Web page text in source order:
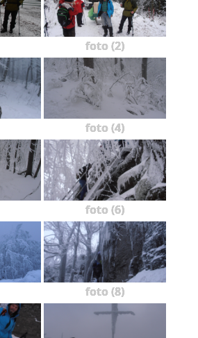
foto (2)
foto (4)
foto (6)
foto (8)